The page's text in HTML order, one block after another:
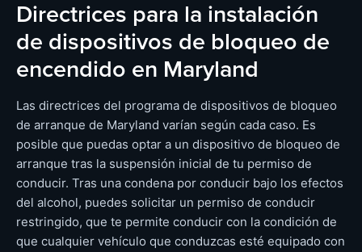
Directrices para la instalación
de dispositivos de bloqueo de
encendido en Maryland
Las directrices del programa de dispositivos de bloqueo
de arranque de Maryland varían según cada caso. Es
posible que puedas optar a un dispositivo de bloqueo de
arranque tras la suspensión inicial de tu permiso de
conducir. Tras una condena por conducir bajo los efectos
del alcohol, puedes solicitar un permiso de conducir
restringido, que te permite conducir con la condición de
que cualquier vehículo que conduzcas esté equipado con